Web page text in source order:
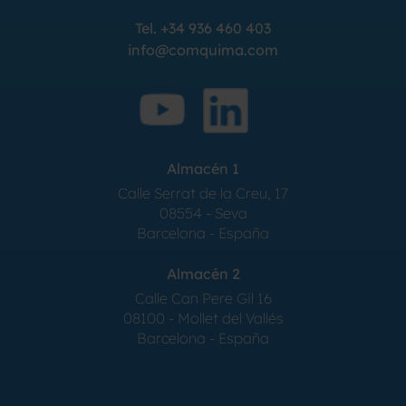
Tel. +34 936 460 403
info@comquima.com
Almacén 1
Calle Serrat de la Creu, 17
08554 - Seva
Barcelona - España
Almacén 2
Calle Can Pere Gil 16
08100 - Mollet del Vallés
Barcelona - España